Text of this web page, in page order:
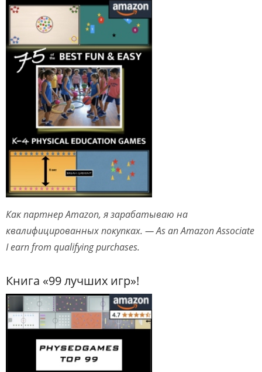
Как партнер Amazon, я зарабатываю на
квалифицированных покупках. — As an Amazon Associate
I earn from qualifying purchases.
Книга «99 лучших игр»!